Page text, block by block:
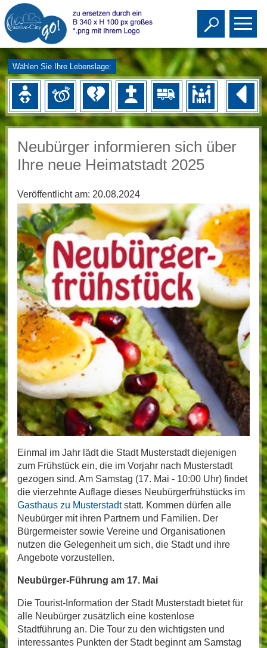
Toggle
Wählen Sie Ihre Lebenslage:
Neubürger informieren sich über
Ihre neue Heimatstadt 2025
Veröffentlicht am: 20.08.2024
Einmal im Jahr lädt die Stadt Musterstadt diejenigen
zum Frühstück ein, die im Vorjahr nach Musterstadt
gezogen sind. Am Samstag (17. Mai - 10:00 Uhr) findet
die vierzehnte Auflage dieses Neubürgerfrühstücks im
Gasthaus zu Musterstadtstatt. Kommen dürfen alle
Neubürger mit ihren Partnern und Familien. Der
Bürgermeister sowie Vereine und Organisationen
nutzen die Gelegenheit um sich, die Stadt und ihre
Angebote vorzustellen.
Neubürger-Führung am 17. Mai
Die Tourist-Information der Stadt Musterstadt bietet für
alle Neubürger zusätzlich eine kostenlose
Stadtführung an. Die Tour zu den wichtigsten und
interessantes Punkten der Stadt beginnt am Samstag